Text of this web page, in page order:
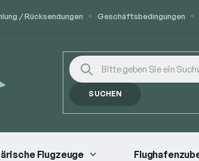
/ Rücksendungen Geschäftsbedingungen
SUCHEN
Flugzeuge